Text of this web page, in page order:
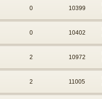
0 10399
0 10402
2 10972
2 11005